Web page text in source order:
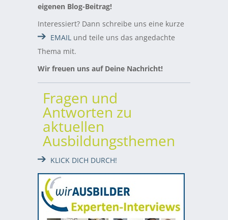
eigenen Blog-Beitrag!
Interessiert? Dann schreibe uns eine kurze
EMAIL und teile uns das angedachte
Thema mit.
Wir freuen uns auf Deine Nachricht!
Fragen und
Antworten zu
aktuellen
Ausbildungsthemen
KLICK DICH DURCH!